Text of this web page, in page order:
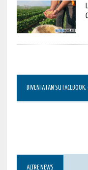
DIVENTA FAN SU
ALTRE NEWS